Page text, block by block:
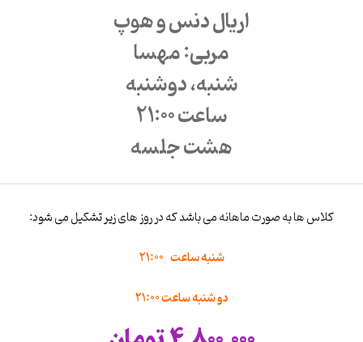
اریال دنس و هوپ
مربی: مهسا
شنبه، دوشنبه
ساعت 21:00
هشت جلسه
کلاس ها به صورت ماهانه می باشد که در روز های زیر تشکیل می شود:
شنبه ساعت 21:00
دو شنبه ساعت 21:00